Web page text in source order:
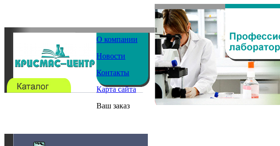
О компании
Новости
Контакты
Карта сайта
Ваш заказ